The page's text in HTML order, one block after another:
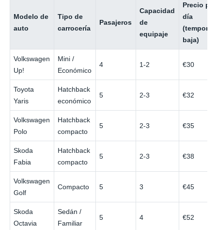
Modelo de
auto
Tipo de
carrocería
Pasajeros
Capacidad
de
equipaje
Precio por
día
baja)
Volkswagen
Up!
Mini /
Económico
4 1-2 €30
Toyota
Yaris
Hatchback
económico
5 2-3 €32
Volkswagen
Polo
Hatchback
compacto
5 2-3 €35
Skoda
Fabia
Hatchback
compacto
5 2-3 €38
Volkswagen
Golf
Compacto 5 3 €45
Skoda
Octavia
Sedán /
Familiar
5 4 €52